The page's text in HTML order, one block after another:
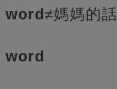
word≠媽媽的話
word